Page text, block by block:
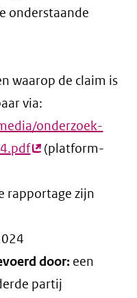
onderstaande
waarop de claim is
via:
onderzoek-
(externe
(platform-
rapportage zijn
door: een
partij